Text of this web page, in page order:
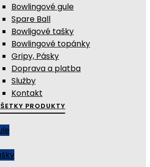
Bowlingové gule
Spare Ball
Bowligové tašky
Bowlingové topánky
Gripy, Pásky
Doprava a platba
Služby
Kontakt
PRODUKTY